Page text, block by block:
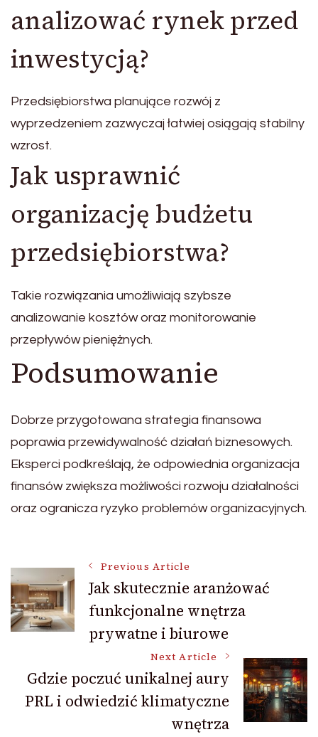
analizować rynek przed
inwestycją?
Przedsiębiorstwa planujące rozwój z
wyprzedzeniem zazwyczaj łatwiej osiągają stabilny
wzrost.
Jak usprawnić
organizację budżetu
przedsiębiorstwa?
Takie rozwiązania umożliwiają szybsze
analizowanie kosztów oraz monitorowanie
przepływów pieniężnych.
Podsumowanie
Dobrze przygotowana strategia finansowa
poprawia przewidywalność działań biznesowych.
Eksperci podkreślają, że odpowiednia organizacja
finansów zwiększa możliwości rozwoju działalności
oraz ogranicza ryzyko problemów organizacyjnych.
Post
Navigation
Previous Article
Jak skutecznie aranżować
funkcjonalne wnętrza
prywatne i biurowe
Next Article
Gdzie poczuć unikalnej aury
PRL i odwiedzić klimatyczne
wnętrza